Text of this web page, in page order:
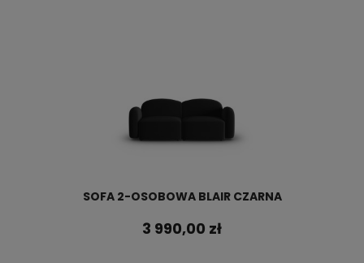
SOFA 2-OSOBOWA BLAIR CZARNA
3 990,00 zł